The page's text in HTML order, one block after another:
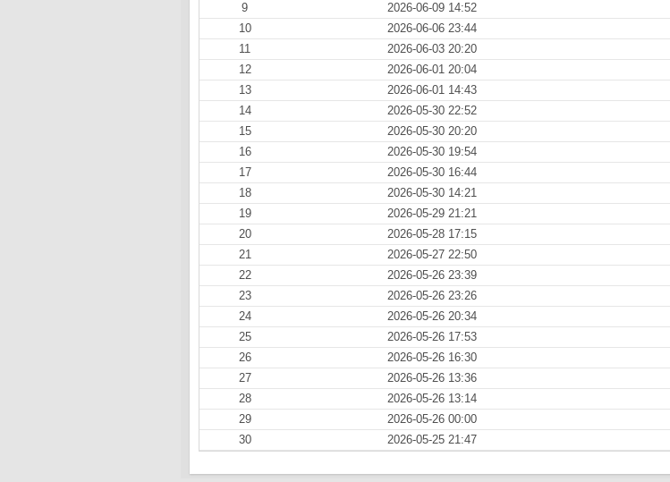
9
2026-06-09 14:52
10
2026-06-06 23:44
11
2026-06-03 20:20
12
2026-06-01 20:04
13
2026-06-01 14:43
14
2026-05-30 22:52
15
2026-05-30 20:20
16
2026-05-30 19:54
17
2026-05-30 16:44
18
2026-05-30 14:21
19
2026-05-29 21:21
20
2026-05-28 17:15
21
2026-05-27 22:50
22
2026-05-26 23:39
23
2026-05-26 23:26
24
2026-05-26 20:34
25
2026-05-26 17:53
26
2026-05-26 16:30
27
2026-05-26 13:36
28
2026-05-26 13:14
29
2026-05-26 00:00
30
2026-05-25 21:47